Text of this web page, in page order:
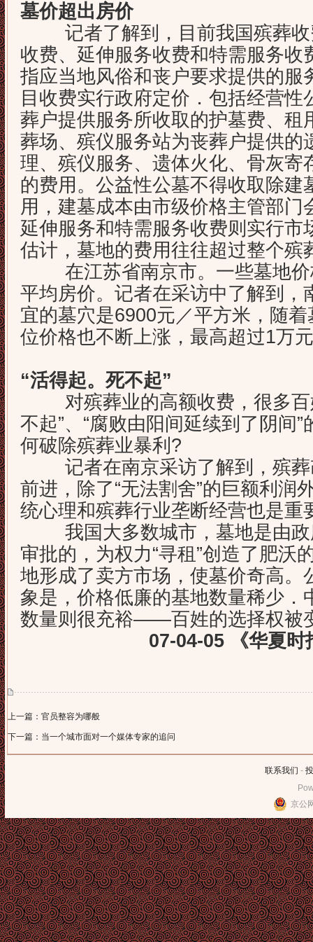
墓价超出房价
记者了解到，目前我国殡葬收
收费、延伸服务收费和特需服务收
指应当地风俗和丧户要求提供的服
目收费实行政府定价．包括经营性
葬户提供服务所收取的护墓费、租
葬场、殡仪服务站为丧葬户提供的
理、殡仪服务、遗体火化、骨灰寄
的费用。公益性公墓不得收取除建
用，建墓成本由市级价格主管部门
延伸服务和特需服务收费则实行市
估计，墓地的费用往往超过整个殡
在江苏省南京市。一些墓地价
平均房价。记者在采访中了解到，
宜的墓穴是6900元／平方米，随
位价格也不断上涨，最高超过1万
“活得起。死不起”
对殡葬业的高额收费，很多百
不起”、“腐败由阳间延续到了阴间
何破除殡葬业暴利?
记者在南京采访了解到，殡葬
前进，除了“无法割舍”的巨额利润
统心理和殡葬行业垄断经营也是重
我国大多数城市，墓地是由政
审批的，为权力“寻租”创造了肥沃
地形成了卖方市场，使墓价奇高。
象是，价格低廉的基地数量稀少．
数量则很充裕——百姓的选择权被
07-04-05 《华夏时
上一篇：官员整容为哪般
下一篇：当一个城市面对一个媒体专家的追问
联系我们 -
京公